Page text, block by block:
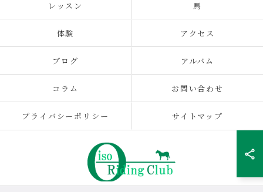
レッスン 馬
体験 アクセス
ブログ アルバム
コラム お問い合わせ
プライバシーポリシー サイトマップ